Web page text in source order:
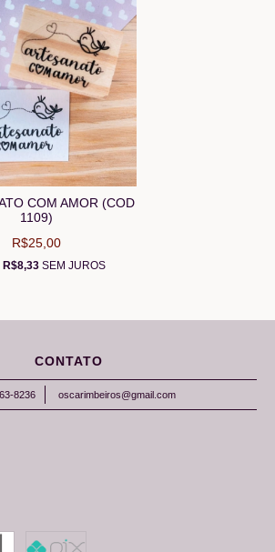
COM AMOR (COD
1109)
R$25,00
R$8,33SEM JUROS
CONTATO
8236 oscarimbeiros@gmail.com